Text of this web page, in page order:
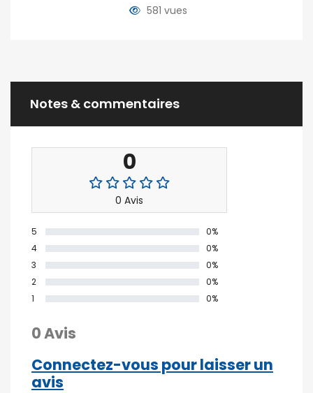
581 vues
Notes & commentaires
0
0 Avis
5
0%
4
0%
3
0%
2
0%
1
0%
0 Avis
Connectez-vous pour laisser un
avis